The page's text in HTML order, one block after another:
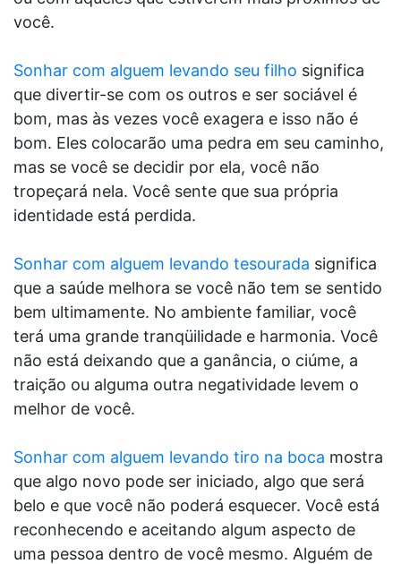
você.
Sonhar com alguem levando seu filho significa
que divertir-se com os outros e ser sociável é
bom, mas às vezes você exagera e isso não é
bom. Eles colocarão uma pedra em seu caminho,
mas se você se decidir por ela, você não
tropeçará nela. Você sente que sua própria
identidade está perdida.
Sonhar com alguem levando tesourada significa
que a saúde melhora se você não tem se sentido
bem ultimamente. No ambiente familiar, você
terá uma grande tranqüilidade e harmonia. Você
não está deixando que a ganância, o ciúme, a
traição ou alguma outra negatividade levem o
melhor de você.
Sonhar com alguem levando tiro na boca mostra
que algo novo pode ser iniciado, algo que será
belo e que você não poderá esquecer. Você está
reconhecendo e aceitando algum aspecto de
uma pessoa dentro de você mesmo. Alguém de